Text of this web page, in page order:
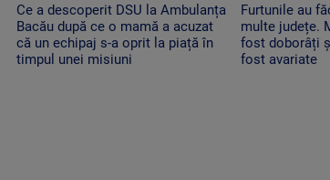
Ce a descoperit DSU la Ambulanța
Bacău după ce o mamă a acuzat
că un echipaj s-a oprit la piață în
timpul unei misiuni
Furtunile au
multe județe.
fost doborâți
fost avariate